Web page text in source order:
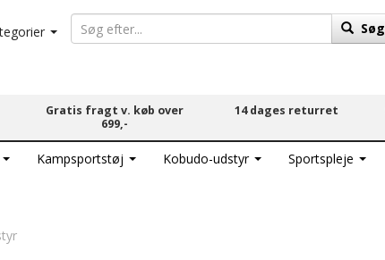
Søg
Gratis fragt v. køb over
699,-
14 dages returret
Kampsportstøj Kobudo-udstyr Sportspleje